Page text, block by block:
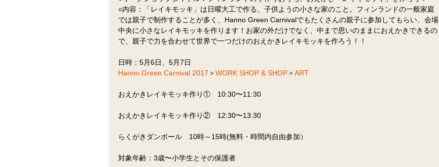
○内容：「レイキモッキ」は日曜大工で作る、子供ようの小さな家のこと。フィンランドの一般家庭
では親子で制作することが多く、Hanno Green Carnivalでもたくさんの親子に参加してもらい、会場
中央に小さなレイキモッキを作ります！お家の外だけでなく、中まで思いのままにおえかきできるの
で、親子で力を合わせて世界で一つだけのおえかきレイキモッキを作ろう！！
日時：5月6日、5月7日
Hanno Green Carnival 2017 ＞WORK SHOP & SHOP＞ART
おえかきレイキモッキ作り①　10:30〜11:30
おえかきレイキモッキ作り②　12:30〜13:30
らくがきダンボール　10時～15時(無料・時間内自由参加）
対象年齢：3歳〜小学生とその保護者